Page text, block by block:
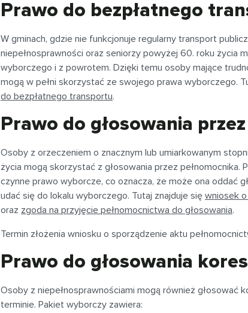
Prawo do bezpłatnego
W gminach, gdzie nie funkcjonuje regularny transport
niepełnosprawności oraz seniorzy powyżej 60. roku życia
wyborczego i z powrotem. Dzięki temu osoby mające
mogą w pełni skorzystać ze swojego prawa wyborczego.
do bezpłatnego transportu.
Prawo do głosowania
Osoby z orzeczeniem o znacznym lub umiarkowanym
życia mogą skorzystać z głosowania przez pełnomocnika.
czynne prawo wyborcze, co oznacza, że może ona oddać
udać się do lokalu wyborczego. Tutaj znajduje się wniosek
oraz zgoda na przyjęcie pełnomocnictwa do głosowania.
Termin złożenia wniosku o sporządzenie aktu
Prawo do głosowania
Osoby z niepełnosprawnościami mogą również głosować
terminie. Pakiet wyborczy zawiera: